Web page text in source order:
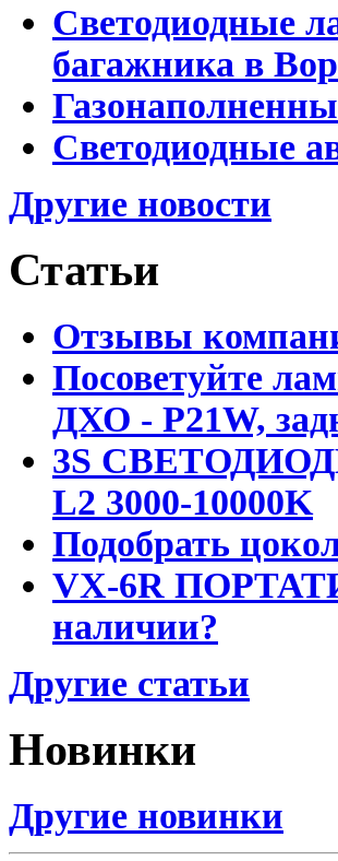
Светодиодные
багажника в
Светодиодные
Другие новости
Статьи
Отзывы
Посоветуйте
ДХО - P21W,
3S
L2 3000-10000K
Подобрать
VX-6R
наличии?
Другие статьи
Новинки
Другие новинки